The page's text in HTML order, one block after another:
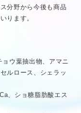
分野から今後も商品
ります。
ウ葉抽出物、アマニ
ルロース、シェラッ
、ショ糖脂肪酸エス